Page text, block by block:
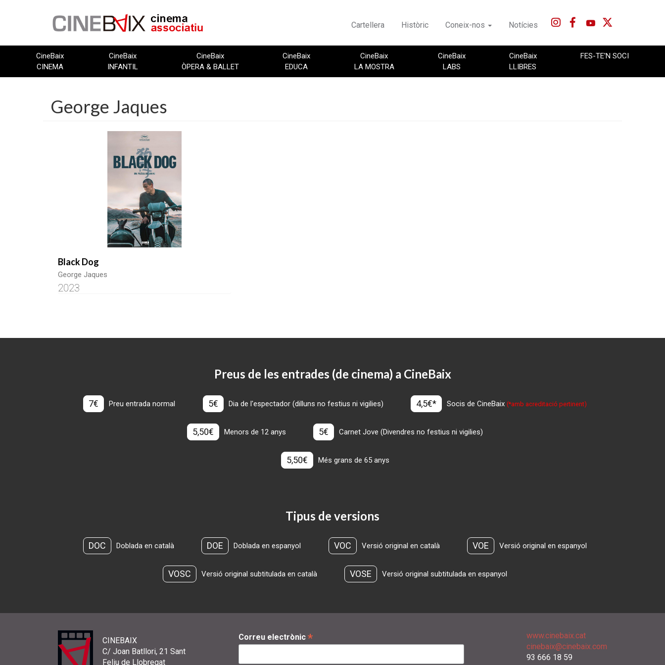
Cartellera Històric Coneix-nos Notícies
CineBaix
CINEMA
CineBaix
INFANTIL
CineBaix
ÒPERA & BALLET
CineBaix
EDUCA
CineBaix
LA MOSTRA
CineBaix
LABS
CineBaix
LLIBRES
FES-TE'N SOCI
George Jaques
Black Dog
George Jaques
2023
Preus de les entrades (de cinema) a CineBaix
7€ Preu entrada normal 5€ Dia de l'espectador (dilluns no festius ni vigilies) 4,5€* Socis de CineBaix(*amb acreditació pertinent)
5,50€ Menors de 12 anys 5€ Carnet Jove (Divendres no festius ni vigilies)
5,50€ Més grans de 65 anys
Tipus de versions
DOC Doblada en català DOE Doblada en espanyol VOC Versió original en català VOE Versió original en espanyol
VOSC Versió original subtitulada en català VOSE Versió original subtitulada en espanyol
CINEBAIX
C/ Joan Batllori, 21 Sant
Feliu de Llobregat
Correu electrònic *
www.cinebaix.cat
cinebaix@cinebaix.com
93 666 18 59